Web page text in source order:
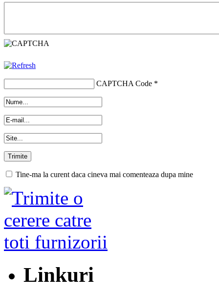
CAPTCHA Code *
Tine-ma la curent daca cineva mai comenteaza dupa mine
Linkuri